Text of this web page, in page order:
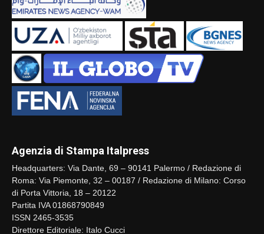
Agenzia di Stampa Italpress
Headquarters: Via Dante, 69 – 90141 Palermo / Redazione di
Roma: Via Piemonte, 32 – 00187 / Redazione di Milano: Corso
di Porta Vittoria, 18 – 20122
Partita IVA 01868790849
ISSN 2465-3535
Direttore Editoriale: Italo Cucci